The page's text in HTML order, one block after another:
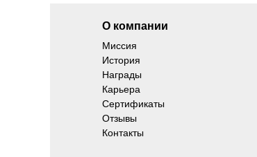
О компании
Миссия
История
Награды
Карьера
Сертификаты
Отзывы
Контакты